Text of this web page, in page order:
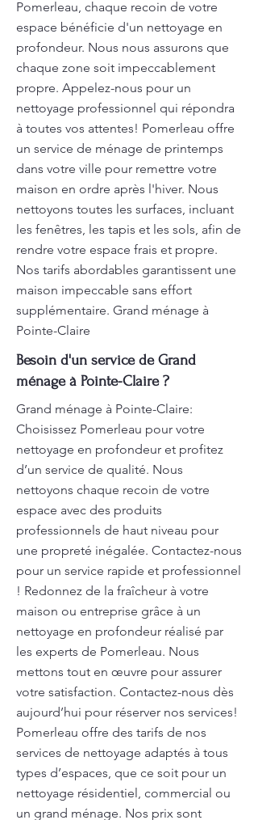
Pomerleau, chaque recoin de votre
espace bénéficie d'un nettoyage en
profondeur. Nous nous assurons que
chaque zone soit impeccablement
propre. Appelez-nous pour un
nettoyage professionnel qui répondra
à toutes vos attentes! Pomerleau offre
un service de ménage de printemps
dans votre ville pour remettre votre
maison en ordre après l'hiver. Nous
nettoyons toutes les surfaces, incluant
les fenêtres, les tapis et les sols, afin de
rendre votre espace frais et propre.
Nos tarifs abordables garantissent une
maison impeccable sans effort
supplémentaire. Grand ménage à
Pointe-Claire
Besoin d'un service de Grand
ménage à Pointe-Claire ?
Grand ménage à Pointe-Claire:
Choisissez Pomerleau pour votre
nettoyage en profondeur et profitez
d’un service de qualité. Nous
nettoyons chaque recoin de votre
espace avec des produits
professionnels de haut niveau pour
une propreté inégalée. Contactez-nous
pour un service rapide et professionnel
! Redonnez de la fraîcheur à votre
maison ou entreprise grâce à un
nettoyage en profondeur réalisé par
les experts de Pomerleau. Nous
mettons tout en œuvre pour assurer
votre satisfaction. Contactez-nous dès
aujourd’hui pour réserver nos services!
Pomerleau offre des tarifs de nos
services de nettoyage adaptés à tous
types d’espaces, que ce soit pour un
nettoyage résidentiel, commercial ou
un grand ménage. Nos prix sont